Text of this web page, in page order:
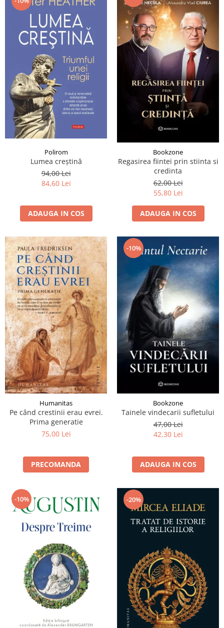
Polirom
Lumea creştină
94,00 Lei
84,60 Lei
ADAUGA IN COS
Bookzone
Regasirea fiintei prin stiinta si
credinta
62,00 Lei
55,80 Lei
ADAUGA IN COS
Humanitas
Pe când crestinii erau evrei.
Prima generatie
75,00 Lei
PRECOMANDA
-10%
Bookzone
Tainele vindecarii sufletului
47,00 Lei
42,30 Lei
ADAUGA IN COS
-10% -20%